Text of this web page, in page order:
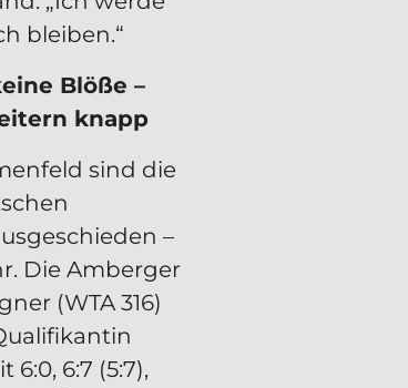
bleiben.“
Blöße –
knapp
sind die
–
Die Amberger
(WTA 316)
6:0, 6:7 (5:7),